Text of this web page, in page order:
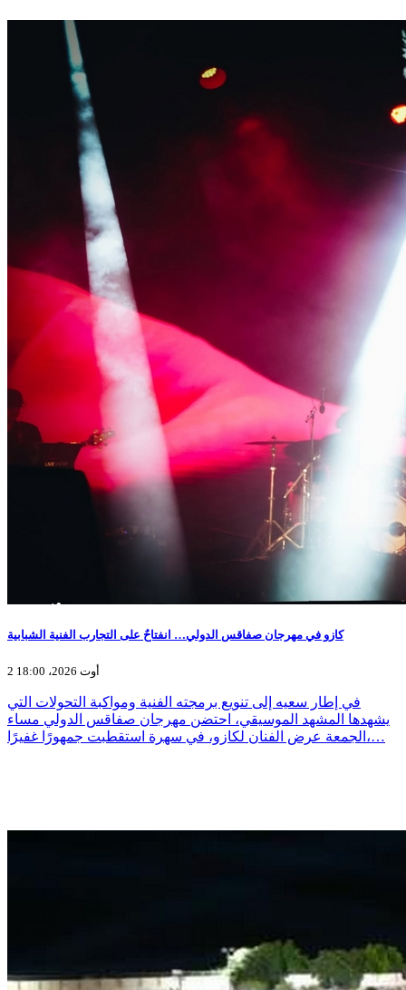
كازو في مهرجان صفاقس الدولي… انفتاحٌ على التجارب الفنية الشبابية
2 أوت 2026، 18:00
في إطار سعيه إلى تنويع برمجته الفنية ومواكبة التحولات التي
يشهدها المشهد الموسيقي، احتضن مهرجان صفاقس الدولي مساء
الجمعة عرض الفنان لكازو، في سهرة استقطبت جمهورًا غفيرًا،…